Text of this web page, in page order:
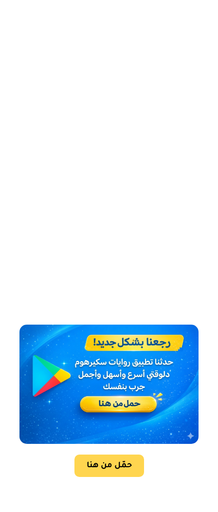
حمّل من هنا